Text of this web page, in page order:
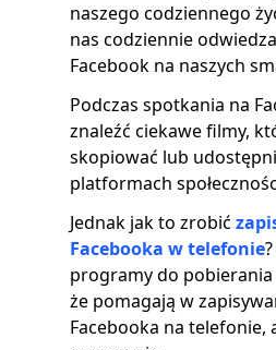
naszego codziennego
nas codziennie
Facebook na naszych
Podczas spotkania na
znaleźć ciekawe filmy,
skopiować lub
platformach
Jednak jak to zrobić
Facebooka w telefonie
programy do
że pomagają w
Facebooka na telefonie,